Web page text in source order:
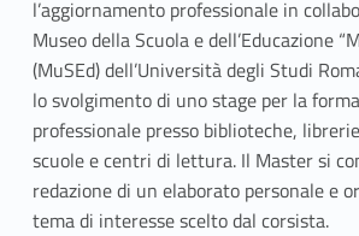
l’aggiornamento professionale in
Museo della Scuola e dell’Educazione
(MuSEd) dell’Università degli Studi
lo svolgimento di uno stage per la
professionale presso biblioteche,
scuole e centri di lettura. Il Master si
redazione di un elaborato personale e
tema di interesse scelto dal corsista.